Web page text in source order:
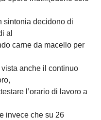
sintonia decidono di
al
carne da macello per
vista anche il continuo
l’orario di lavoro a
invece che su 26